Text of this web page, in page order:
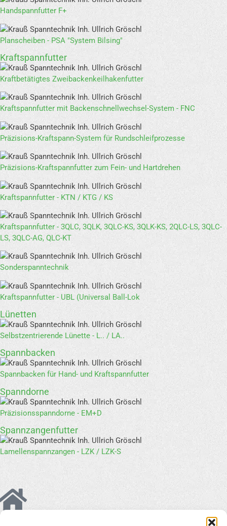
Handspannfutter F+
Planscheiben - PSA "System Bilsing"
Kraftspannfutter
Kraftbetätigtes Zweibackenkeilhakenfutter
Kraftspannfutter mit Backenschnellwechsel-System - FNC
Präzisions-Kraftspann-System für Rundschleifprozesse
Präzisions-Kraftspannfutter zum Fein- und Hartdrehen
Kraftspannfutter - KTN / KTG / KS
Kraftspannfutter - 3QLC, 3QLK, 3QLC-KS, 3QLK-KS, 2QLC-LS, 3QLC-
LS, 3QLC-AG, QLC-KT
Sonderspanntechnik
Kraftspannfutter - UBL (Universal Ball-Lok
Lünetten
Selbstzentrierende Lünette - L.. / LA..
Spannbacken
Spannbacken für Hand- und Kraftspannfutter
Spanndorne
Präzisionsspanndorne - EM+D
Spannzangenfutter
Lamellenspannzangen - LZK / LZK-S